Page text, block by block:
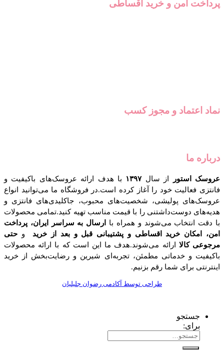
پرداخت امن و خرید اقساطی
نماد اعتماد و مجوز کسب
درباره ما
عروسک استور از سال۱۳۹۷ با هدف ارائه عروسک‌های باکیفیت و
فانتزی فعالیت خود را آغاز کرده است.در فروشگاه ما می‌توانید انواع
عروسک‌های پولیشی، شخصیت‌های محبوب، جاکلیدی‌های فانتزی و
هدیه‌های دوست‌داشتنی را با قیمت مناسب تهیه کنید.تمامی محصولات
با دقت انتخاب می‌شوند و همراه با
ارسال به سراسر ایران، پرداخت
امن، امکان خرید اقساطی و پشتیبانی قبل و بعد از خرید و حتی
مرجوعی کالا ارائه می‌شوند.هدف ما این است که با ارائه محصولات
باکیفیت و خدماتی مطمئن، تجربه‌ای شیرین و رضایت‌بخش از خرید
اینترنتی برای شما رقم بزنیم.
طراحی توسط آکادمی رضوان جلیلیان
جستجو
برای: